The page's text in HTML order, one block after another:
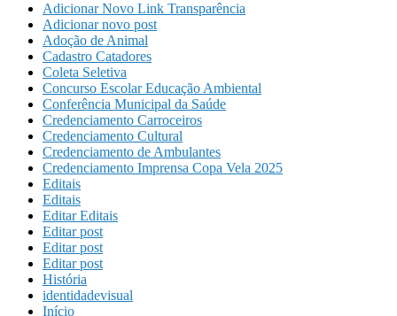
Adicionar Novo Link Transparência
Adicionar novo post
Adoção de Animal
Cadastro Catadores
Coleta Seletiva
Concurso Escolar Educação Ambiental
Conferência Municipal da Saúde
Credenciamento Carroceiros
Credenciamento Cultural
Credenciamento de Ambulantes
Credenciamento Imprensa Copa Vela 2025
Editais
Editais
Editar Editais
Editar post
Editar post
Editar post
História
identidadevisual
Início